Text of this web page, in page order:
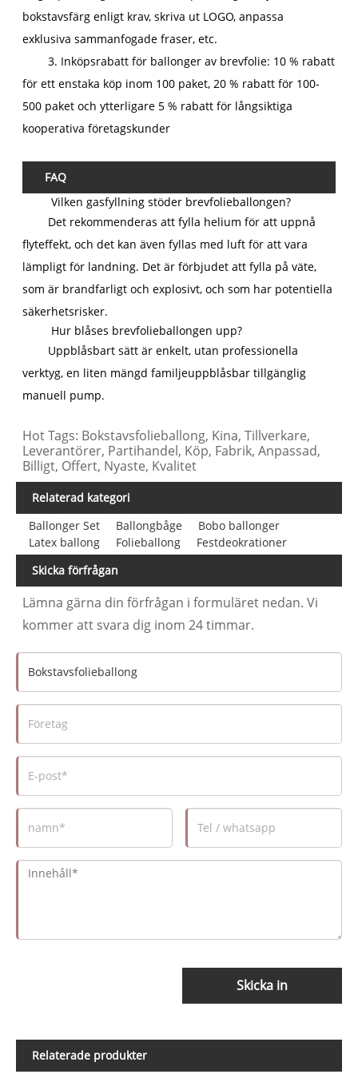
bokstavsfärg enligt krav, skriva ut LOGO, anpassa
exklusiva sammanfogade fraser, etc.
3. Inköpsrabatt för ballonger av brevfolie: 10 % rabatt
för ett enstaka köp inom 100 paket, 20 % rabatt för 100-
500 paket och ytterligare 5 % rabatt för långsiktiga
kooperativa företagskunder
FAQ
Vilken gasfyllning stöder brevfolieballongen?
Det rekommenderas att fylla helium för att uppnå
flyteffekt, och det kan även fyllas med luft för att vara
lämpligt för landning. Det är förbjudet att fylla på väte,
som är brandfarligt och explosivt, och som har potentiella
säkerhetsrisker.
Hur blåses brevfolieballongen upp?
Uppblåsbart sätt är enkelt, utan professionella
verktyg, en liten mängd familjeuppblåsbar tillgänglig
manuell pump.
Hot Tags: Bokstavsfolieballong, Kina, Tillverkare,
Leverantörer, Partihandel, Köp, Fabrik, Anpassad,
Billigt, Offert, Nyaste, Kvalitet
Relaterad kategori
Ballonger Set
Ballongbåge
Bobo ballonger
Latex ballong
Folieballong
Festdeokrationer
Skicka förfrågan
Lämna gärna din förfrågan i formuläret nedan. Vi
kommer att svara dig inom 24 timmar.
Skicka in
Relaterade produkter